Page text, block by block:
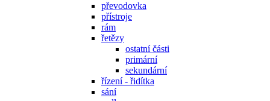
převodovka
přístroje
rám
řetězy
ostatní části
primární
sekundární
řízení - řidítka
sání